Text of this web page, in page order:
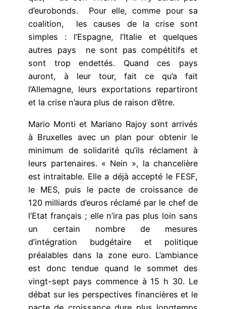
d’eurobonds. Pour elle, comme pour sa
coalition, les causes de la crise sont
simples : l’Espagne, l’Italie et quelques
autres pays ne sont pas compétitifs et
sont trop endettés. Quand ces pays
auront, à leur tour, fait ce qu’a fait
l’Allemagne, leurs exportations repartiront
et la crise n’aura plus de raison d’être.
Mario Monti et Mariano Rajoy sont arrivés
à Bruxelles avec un plan pour obtenir le
minimum de solidarité qu’ils réclament à
leurs partenaires. « Nein », la chancelière
est intraitable. Elle a déjà accepté le FESF,
le MES, puis le pacte de croissance de
120 milliards d’euros réclamé par le chef de
l’Etat français ; elle n’ira pas plus loin sans
un certain nombre de mesures
d’intégration budgétaire et politique
préalables dans la zone euro. L’ambiance
est donc tendue quand le sommet des
vingt-sept pays commence à 15 h 30. Le
débat sur les perspectives financières et le